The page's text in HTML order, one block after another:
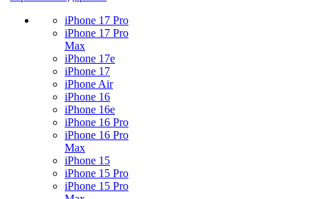
iPhone 17 Pro
iPhone 17 Pro
Max
iPhone 17e
iPhone 17
iPhone Air
iPhone 16
iPhone 16e
iPhone 16 Pro
iPhone 16 Pro
Max
iPhone 15
iPhone 15 Pro
iPhone 15 Pro